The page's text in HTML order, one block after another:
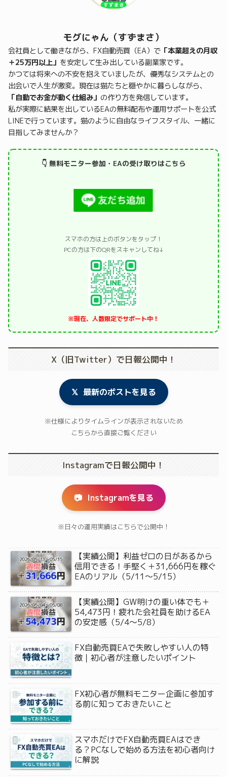
モグにゃん（すずまさ）
会社員として働きながら、FX自動売買（EA）で 「本業超えの月収
＋25万円以上」 を安定して生み出している副業家です。
かつては将来への不安を抱えていましたが、優秀なシステムとの
出会いで人生が激変。現在は猫たちと穏やかに暮らしながら、
「自動でお金が動く仕組み」 の作り方を発信しています。
私が実際に結果を出しているEAの無料配布や運用サポートを公式
LINEで行っています。猫のように自由なライフスタイル、一緒に
目指してみませんか？
👇 無料モニター参加・EAの受け取りはこちら
スマホの方は上のボタンをタップ！
PCの方は下のQRをスキャンしてね↓
※現在、人数限定でサポート中！
X（旧Twitter）で日報公開中！
𝕏 最新のポストを見る
※仕様によりタイムラインが表示されないため
こちらから直接ご覧ください
Instagramで日報公開中！
📷 Instagramを見る
※日々の運用実績はこちらで公開中！
【実績公開】利益ゼロの日があるから
信用できる！手堅く＋31,666円を稼ぐ
EAのリアル（5/11〜5/15）
【実績公開】GW明けの重い体でも＋
54,473円！疲れた会社員を助けるEA
の安定感（5/4〜5/8）
FX自動売買EAで失敗しやすい人の特
徴｜初心者が注意したいポイント
FX初心者が無料モニター企画に参加す
る前に知っておきたいこと
スマホだけでFX自動売買EAはでき
る？PCなしで始める方法を初心者向け
に解説